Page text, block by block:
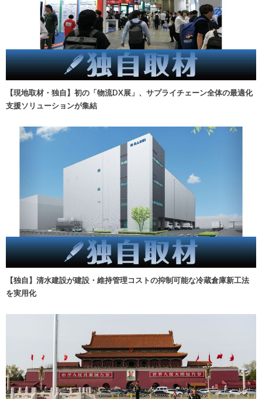
【現地取材・独自】初の「物流DX展」、サプライチェーン全体の最適化
支援ソリューションが集結
【独自】清水建設が建設・維持管理コストの抑制可能な冷蔵倉庫新工法
を実用化